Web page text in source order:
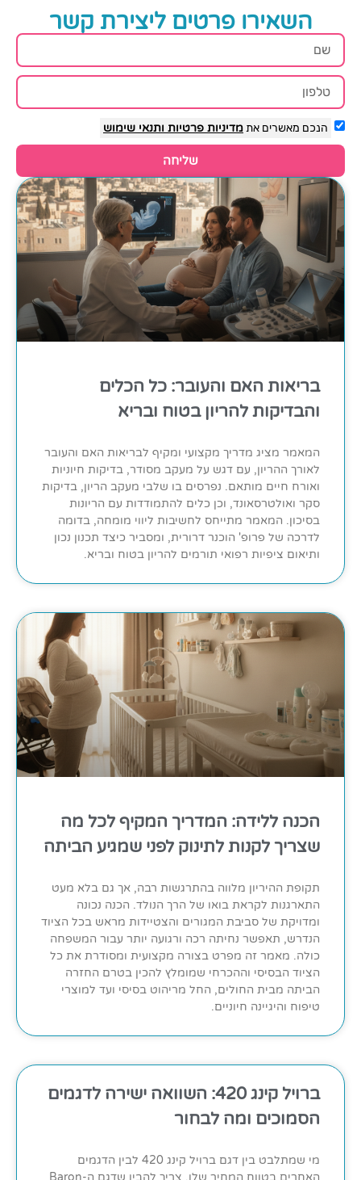
השאירו פרטים ליצירת קשר
הנכם מאשרים אתמדיניות פרטיות ותנאי שימוש
שליחה
בריאות האם והעובר: כל הכלים
והבדיקות להריון בטוח ובריא
המאמר מציג מדריך מקצועי ומקיף לבריאות האם והעובר
לאורך ההריון, עם דגש על מעקב מסודר, בדיקות חיוניות
ואורח חיים מותאם. נפרסים בו שלבי מעקב הריון, בדיקות
סקר ואולטרסאונד, וכן כלים להתמודדות עם הריונות
בסיכון. המאמר מתייחס לחשיבות ליווי מומחה, בדומה
לדרכה של פרופ' הוכנר דרורית, ומסביר כיצד תכנון נכון
ותיאום ציפיות רפואי תורמים להריון בטוח ובריא.
הכנה ללידה: המדריך המקיף לכל מה
שצריך לקנות לתינוק לפני שמגיע הביתה
תקופת ההיריון מלווה בהתרגשות רבה, אך גם בלא מעט
התארגנות לקראת בואו של הרך הנולד. הכנה נכונה
ומדויקת של סביבת המגורים והצטיידות מראש בכל הציוד
הנדרש, תאפשר נחיתה רכה ורגועה יותר עבור המשפחה
כולה. מאמר זה מפרט בצורה מקצועית ומסודרת את כל
הציוד הבסיסי וההכרחי שמומלץ להכין בטרם החזרה
הביתה מבית החולים, החל מריהוט בסיסי ועד למוצרי
טיפוח והיגיינה חיוניים.
ברויל קינג 420: השוואה ישירה לדגמים
הסמוכים ומה לבחור
מי שמתלבט בין דגם ברויל קינג 420 לבין הדגמים